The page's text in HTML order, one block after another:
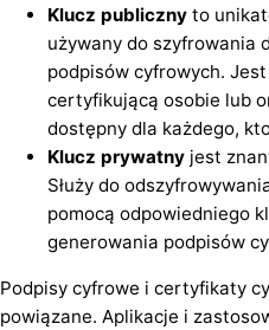
Klucz publiczny to
używany do szyfrowania
podpisów cyfrowych.
certyfikującą osobie lub
dostępny dla każdego,
Klucz prywatny jest
Służy do
pomocą odpowiedniego
generowania podpisów
Podpisy cyfrowe i certyfikaty
powiązane. Aplikacje i